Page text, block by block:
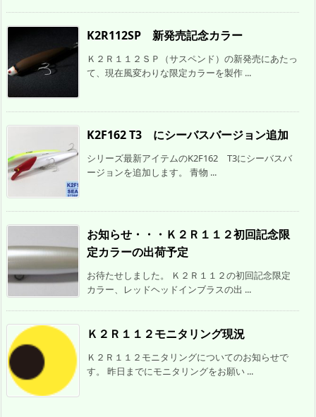
K2R112SP 新発売記念カラー
Ｋ２Ｒ１１２ＳＰ（サスペンド）の新発売にあたっ
て、現在風変わりな限定カラーを製作 ...
K2F162 T3 にシーバスバージョン追加
シリーズ最新アイテムのK2F162 T3にシーバスバ
ージョンを追加します。 青物 ...
お知らせ・・・Ｋ２Ｒ１１２初回記念限
定カラーの出荷予定
お待たせしました。 Ｋ２Ｒ１１２の初回記念限定
カラー、レッドヘッドインブラスの出 ...
Ｋ２Ｒ１１２モニタリング現況
Ｋ２Ｒ１１２モニタリングについてのお知らせで
す。 昨日までにモニタリングをお願い ...